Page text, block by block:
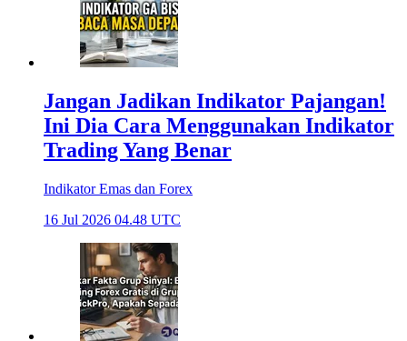
Jangan Jadikan Indikator Pajangan!
Ini Dia Cara Menggunakan Indikator
Trading Yang Benar
Indikator Emas dan Forex
16 Jul 2026 04.48 UTC